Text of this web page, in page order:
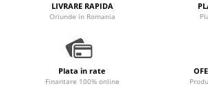
LIVRARE RAPIDA
Oriunde in Romania
Plata in rate
Finantare 100% online